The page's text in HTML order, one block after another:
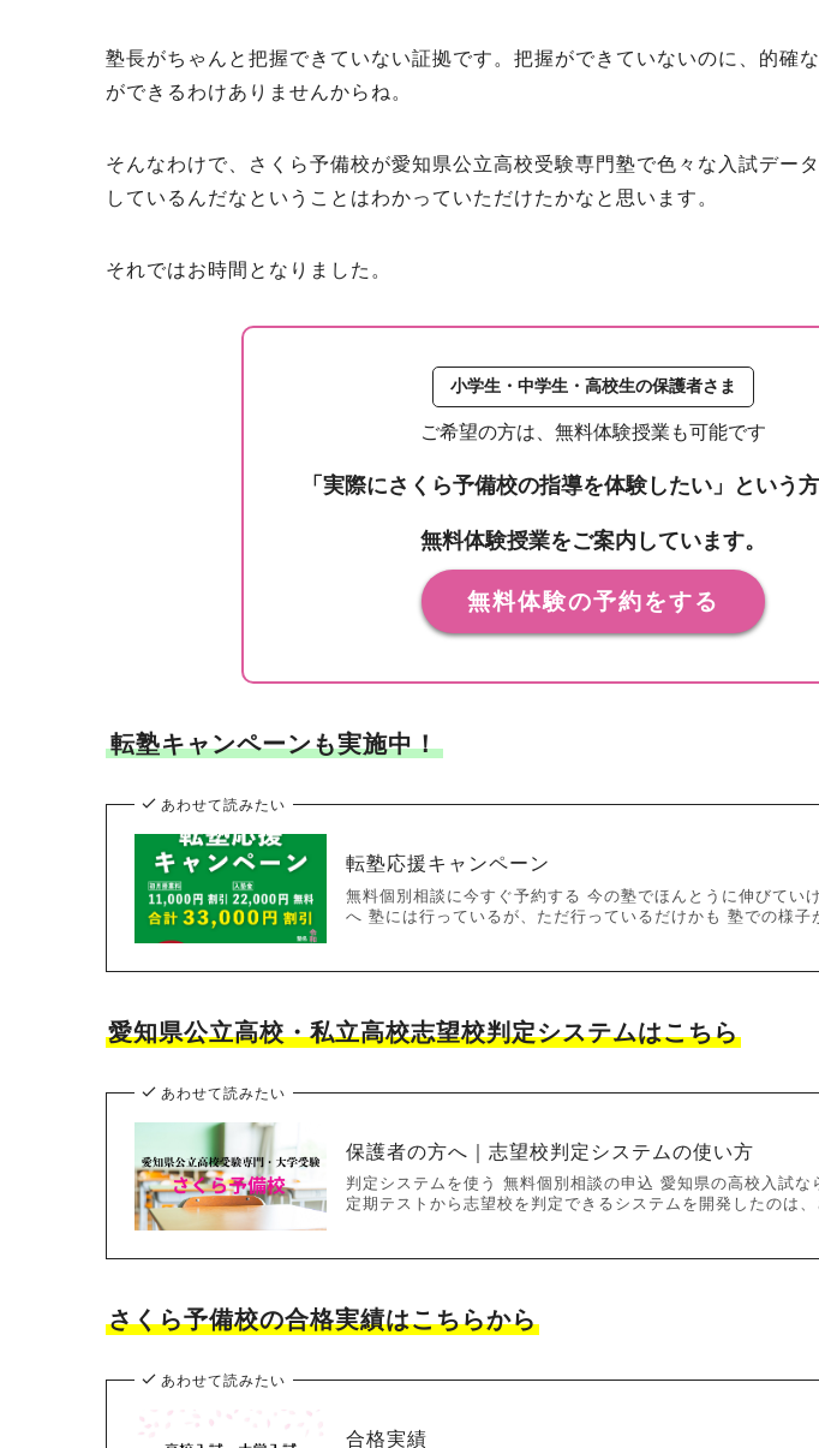
塾長がちゃんと把握できていない証拠です。把握ができていないのに、的確
ができるわけありませんからね。
そんなわけで、さくら予備校が愛知県公立高校受験専門塾で色々な入試デー
しているんだなということはわかっていただけたかなと思います。
それではお時間となりました。
小学生・中学生・高校生の保護者さま
ご希望の方は、無料体験授業も可能です
「実際にさくら予備校の指導を体験したい」という方
無料体験授業をご案内しています。
無料体験の予約をする
転塾キャンペーンも実施中！
あわせて読みたい
転塾応援キャンペーン
無料個別相談に今すぐ予約する 今の塾でほんとうに伸びてい
へ 塾には行っているが、ただ行っているだけかも 塾での様子
愛知県公立高校・私立高校志望校判定システムはこちら
あわせて読みたい
保護者の方へ｜志望校判定システムの使い方
判定システムを使う 無料個別相談の申込 愛知県の高校入試な
定期テストから志望校を判定できるシステムを開発したのは
さくら予備校の合格実績はこちらから
あわせて読みたい
合格実績